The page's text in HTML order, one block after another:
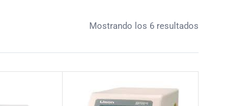
Mostrando los 6 resultados